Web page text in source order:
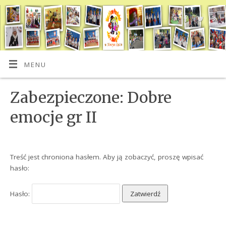
MENU
Zabezpieczone: Dobre
emocje gr II
Treść jest chroniona hasłem. Aby ją zobaczyć, proszę wpisać
hasło:
Hasło: